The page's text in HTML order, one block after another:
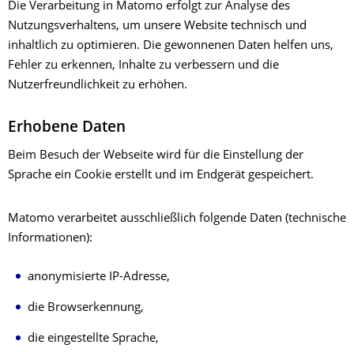
Die Verarbeitung in Matomo erfolgt zur Analyse des
Nutzungsverhaltens, um unsere Website technisch und
inhaltlich zu optimieren. Die gewonnenen Daten helfen uns,
Fehler zu erkennen, Inhalte zu verbessern und die
Nutzerfreundlichkeit zu erhöhen.
Erhobene Daten
Beim Besuch der Webseite wird für die Einstellung der
Sprache ein Cookie erstellt und im Endgerät gespeichert.
Matomo verarbeitet ausschließlich folgende Daten (technische
Informationen):
anonymisierte IP-Adresse,
die Browserkennung,
die eingestellte Sprache,